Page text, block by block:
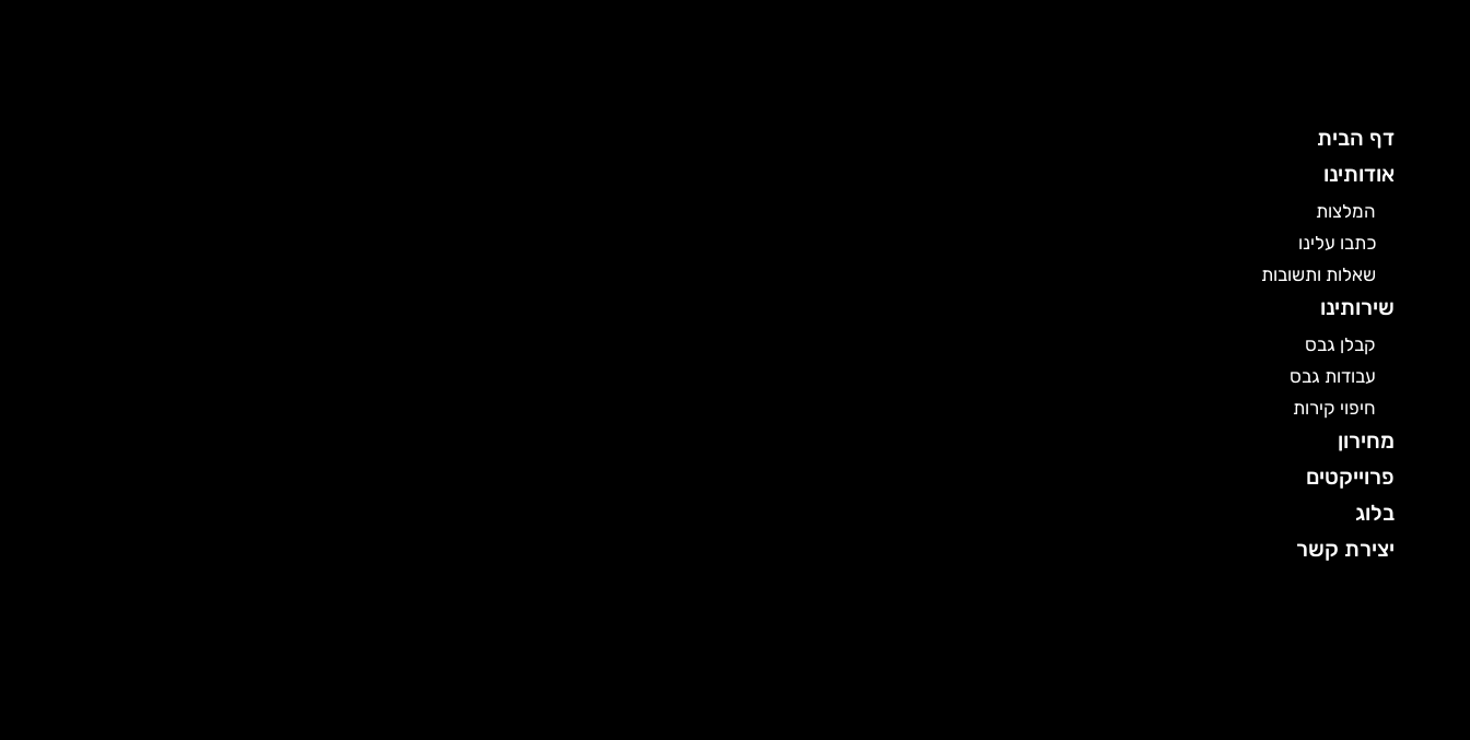
דף הבית
אודותינו
המלצות
כתבו עלינו
שאלות ותשובות
שירותינו
קבלן גבס
עבודות גבס
חיפוי קירות
מחירון
פרוייקטים
בלוג
יצירת קשר